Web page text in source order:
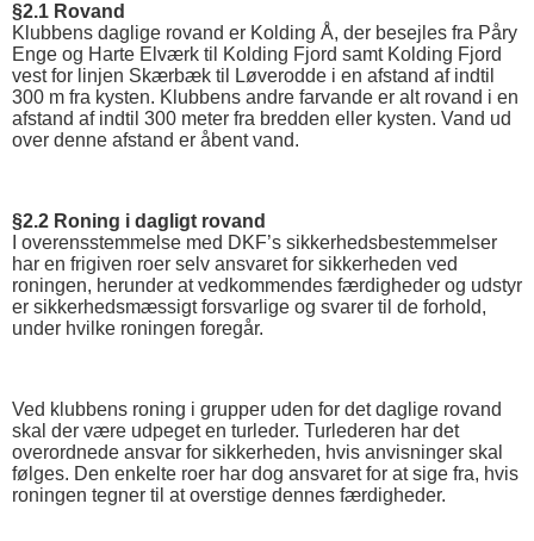
§2.1 Rovand
Klubbens daglige rovand er Kolding Å, der besejles fra Påry
Enge og Harte Elværk til Kolding Fjord samt Kolding Fjord
vest for linjen Skærbæk til Løverodde i en afstand af indtil
300 m fra kysten. Klubbens andre farvande er alt rovand i en
afstand af indtil 300 meter fra bredden eller kysten. Vand ud
over denne afstand er åbent vand.
§2.2 Roning i dagligt rovand
I overensstemmelse med DKF’s sikkerhedsbestemmelser
har en frigiven roer selv ansvaret for sikkerheden ved
roningen, herunder at vedkommendes færdigheder og udstyr
er sikkerhedsmæssigt forsvarlige og svarer til de forhold,
under hvilke roningen foregår.
Ved klubbens roning i grupper uden for det daglige rovand
skal der være udpeget en turleder. Turlederen har det
overordnede ansvar for sikkerheden, hvis anvisninger skal
følges. Den enkelte roer har dog ansvaret for at sige fra, hvis
roningen tegner til at overstige dennes færdigheder.